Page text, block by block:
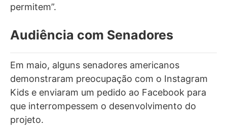
permitem”.
Audiência com Senadores
Em maio, alguns senadores americanos
demonstraram preocupação com o Instagram
Kids e enviaram um pedido ao Facebook para
que interrompessem o desenvolvimento do
projeto.